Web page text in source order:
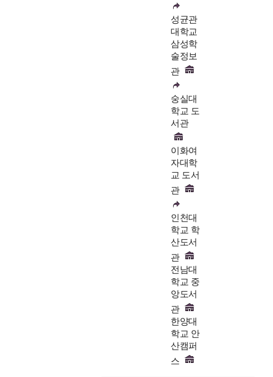
성균관
대학교
삼성학
술정보
관
숭실대
학교 도
서관
이화여
자대학
교 도서
관
인천대
학교 학
산도서
관
전남대
학교 중
앙도서
관
한양대
학교 안
산캠퍼
스